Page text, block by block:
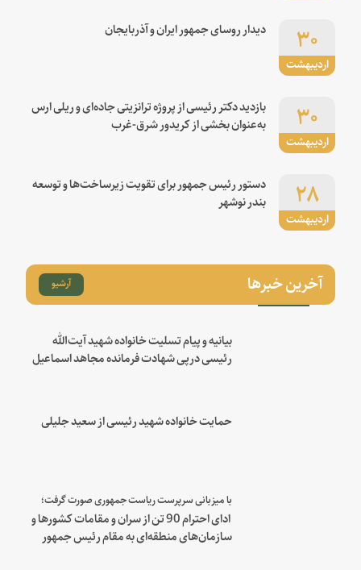
اردیبهشت
۳۰ دیدار روسای جمهور ایران و آذربایجان
اردیبهشت
۳۰
بازدید دکتر رئیسی از پروژه ترانزیتی جاده‌ای و ریلی ارس
به‌عنوان بخشی از کریدور شرق-غرب
اردیبهشت
۲۸
دستور رئیس جمهور برای تقویت زیرساخت‌ها و توسعه
بندر نوشهر
آخرین خبرها آرشیو
بیانیه و پیام تسلیت خانواده شهید آیت‌الله
رئیسی درپی شهادت فرمانده مجاهد اسماعیل
حمایت خانواده شهید رئیسی از سعید جلیلی
با میزبانی سرپرست ریاست جمهوری صورت گرفت؛
ادای احترام 90 تن از سران و مقامات کشورها و
سازمان‌های منطقه‌ای به مقام رئیس جمهور